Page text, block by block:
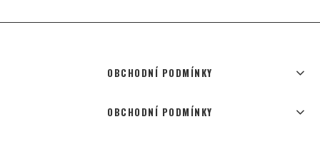
OBCHODNÍ PODMÍNKY
OBCHODNÍ PODMÍNKY